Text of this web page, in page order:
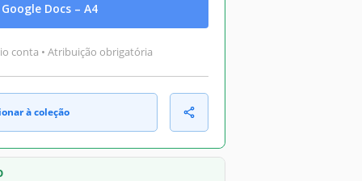
Google Docs – A4
conta • Atribuição obrigatória
à coleção